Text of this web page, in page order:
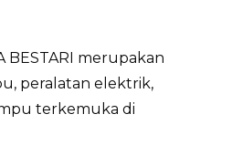
BESTARI merupakan
peralatan elektrik,
terkemuka di